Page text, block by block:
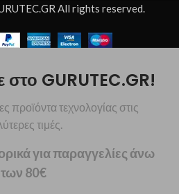
All rights reserved.
GURUTEC.GR!
προϊόντα τεχνολογίας στις
τιμές.
για παραγγελίες άνω
των 80€